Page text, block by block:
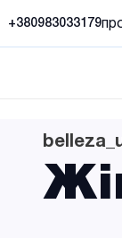
+380983033179